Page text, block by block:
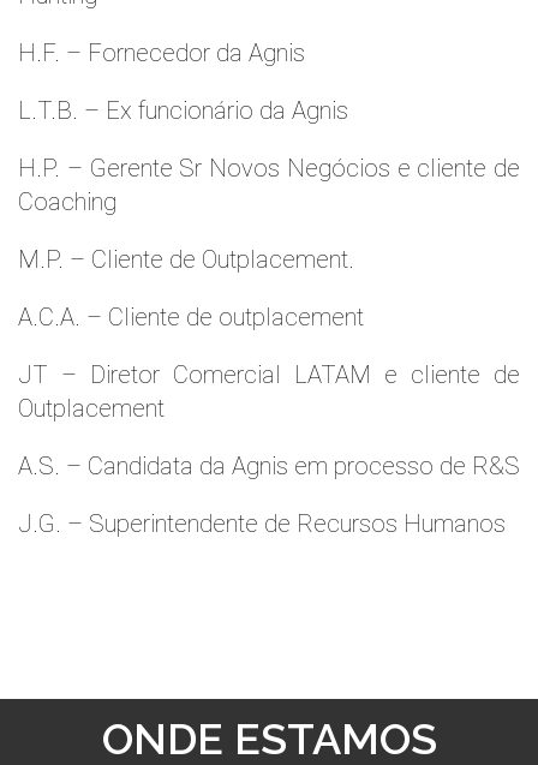
H.F. – Fornecedor da Agnis
L.T.B. – Ex funcionário da Agnis
H.P. – Gerente Sr Novos Negócios e cliente de
Coaching
M.P. – Cliente de Outplacement.
A.C.A. – Cliente de outplacement
JT – Diretor Comercial LATAM e cliente de
Outplacement
A.S. – Candidata da Agnis em processo de R&S
J.G. – Superintendente de Recursos Humanos
ONDE ESTAMOS